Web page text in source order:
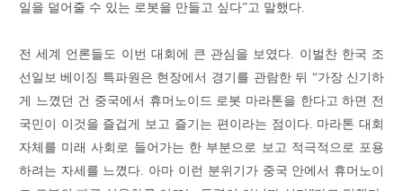
일을 덜어줄 수 있는 로봇을 만들고 싶다”고 말했다.
전 세계 언론들도 이번 대회에 큰 관심을 보였다. 이벌찬 한국 조
선일보 베이징 특파원은 현장에서 경기를 관람한 뒤 “가장 신기하
게 느꼈던 건 중국에서 휴머노이드 로봇 마라톤을 한다고 하면 전
국민이 이것을 즐겁게 보고 즐기는 편이라는 점이다. 마라톤 대회
자체를 미래 사회로 들어가는 한 부분으로 보고 적극적으로 포용
하려는 자세를 느꼈다. 아마 이런 분위기가 중국 안에서 휴머노이